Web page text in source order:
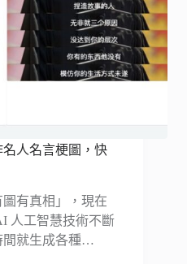
人名言梗圖，快
有真相」，現在
人工智慧技術不斷
間就生成各種…